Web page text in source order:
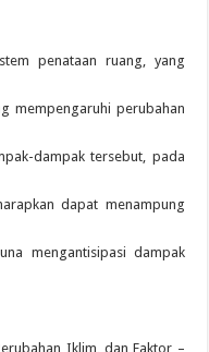
penataan ruang, yang
mempengaruhi perubahan
dampak tersebut, pada
dapat menampung
mengantisipasi dampak
Iklim, dan Faktor –